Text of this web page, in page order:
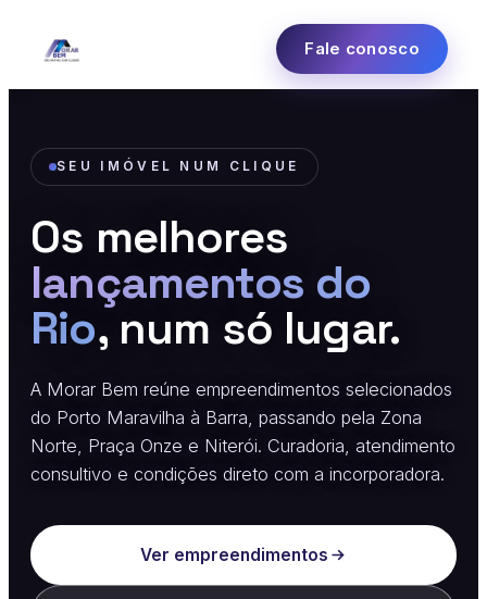
Fale conosco
SEU IMÓVEL NUM CLIQUE
Os melhores
lançamentos do
Rio, num só lugar.
A Morar Bem reúne empreendimentos selecionados
do Porto Maravilha à Barra, passando pela Zona
Norte, Praça Onze e Niterói. Curadoria, atendimento
consultivo e condições direto com a incorporadora.
Ver empreendimentos